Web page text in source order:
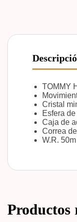
TOMMY
Cristal
Esfera de
Caja de
Correa
W.R. 50m
Productos